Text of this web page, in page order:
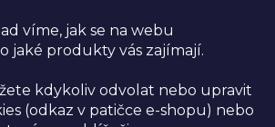
víme, jak se na webu
jaké produkty vás zajímají.
kdykoliv odvolat nebo upravit
(odkaz v patičce e-shopu) nebo
a posiluje imunitní systém, takže vás
nemocemi i dlouhodobými